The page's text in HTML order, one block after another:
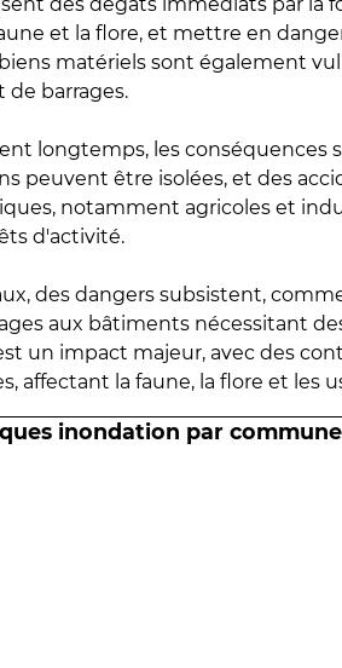
et la flore, et mettre en
matériels sont également
barrages.
longtemps, les conséquences
peuvent être isolées, et des
notamment agricoles et
d'activité.
des dangers subsistent,
aux bâtiments nécessitant
un impact majeur, avec des
affectant la faune, la flore et les
inondation par commune